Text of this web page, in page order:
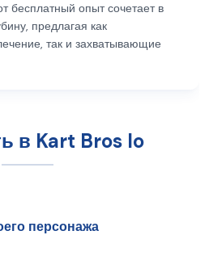
бесплатный опыт сочетает в
предлагая как
так и захватывающие
в Kart Bros Io
персонажа